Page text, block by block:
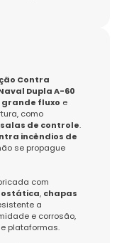
Contra
Dupla A-60
grande fluxo e
como
salas de controle.
incêndios de
se propague
com
, chapas
a
e corrosão,
plataformas.